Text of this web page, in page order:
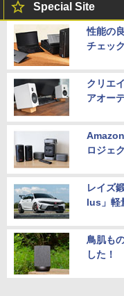
Special Site
性能の
チェッ
クリエ
アオー
ロジェ
レイズ
lus」軽
鳥肌も
した！